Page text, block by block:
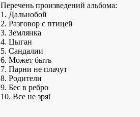
Перечень произведений альбома:
1. Дальнобой
2. Разговор с птицей
3. Землянка
4. Цыган
5. Сандалии
6. Может быть
7. Парни не плачут
8. Родители
9. Бес в ребро
10. Все не зря!